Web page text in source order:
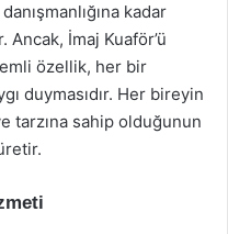
kadar
İmaj Kuaför’ü
özellik, her bir
duymasıdır. Her bireyin
tarzına sahip olduğunun